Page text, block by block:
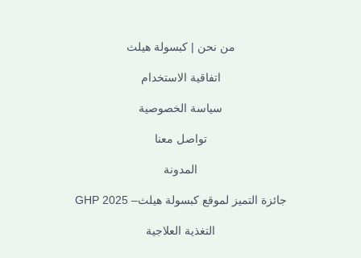
من نحن | كبسولة هيلث
اتفاقية الاستخدام
سياسة الخصوصية
تواصل معنا
المدونة
جائزة التميز لموقع كبسولة هيلث– GHP 2025
التغذية العلاجية